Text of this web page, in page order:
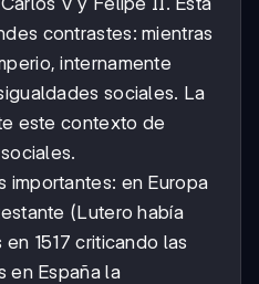
contrastes: mientras
internamente
sociales. La
este contexto de
importantes: en Europa
(Lutero había
1517 criticando las
en España la